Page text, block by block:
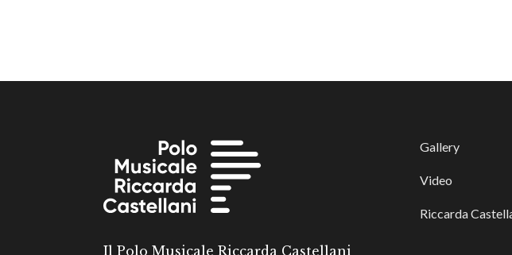
Il Polo Musicale Riccarda Castellani
Gallery
Video
Riccarda